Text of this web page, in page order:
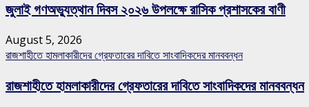
জুলাই গণঅভ্যুত্থান দিবস ২০২৬ উপলক্ষে রাসিক প্রশাসকের বাণী
August 5, 2026
রাজশাহীতে হামলাকারীদের গ্রেফতারের দাবিতে সাংবাদিকদের মানববন্ধন
রাজশাহীতে হামলাকারীদের গ্রেফতারের দাবিতে সাংবাদিকদের মানববন্ধন